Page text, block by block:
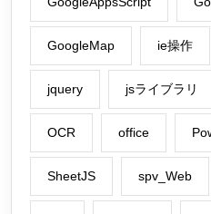
GoogleMap ie操作
jquery jsライブラリ
OCR office
SheetJS spv_Web